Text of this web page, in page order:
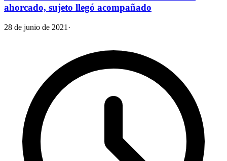
ahorcado, sujeto llegó acompañado
28 de junio de 2021 ·